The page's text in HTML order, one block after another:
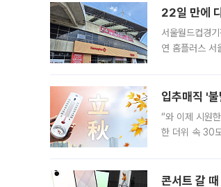
22일 만에
서울월드컵경
연 홈플러스 서
입추매직 '
“와 이제 시원
한 더위 속 30
콘서트 갈